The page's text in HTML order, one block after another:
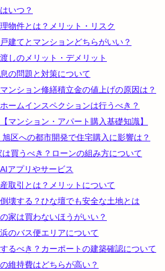
いつ？
物件とは？メリット・リスク
建てとマンションどちらがいい？
しのメリット・デメリット
の問題と対策について
ンション修繕積立金の値上げの原因は？
ームインスペクションは行うべき？
マンション・アパート購入基礎知識】
旭区への都市開発で住宅購入に影響は？
は買うべき？ローンの組み方について
アプリやサービス
取引とは？メリットについて
壊する？ひな壇でも安全な土地とは
家は買わないほうがいい？
のバス便エリアについて
るべき？カーポートの建築確認について
維持費はどちらが高い？